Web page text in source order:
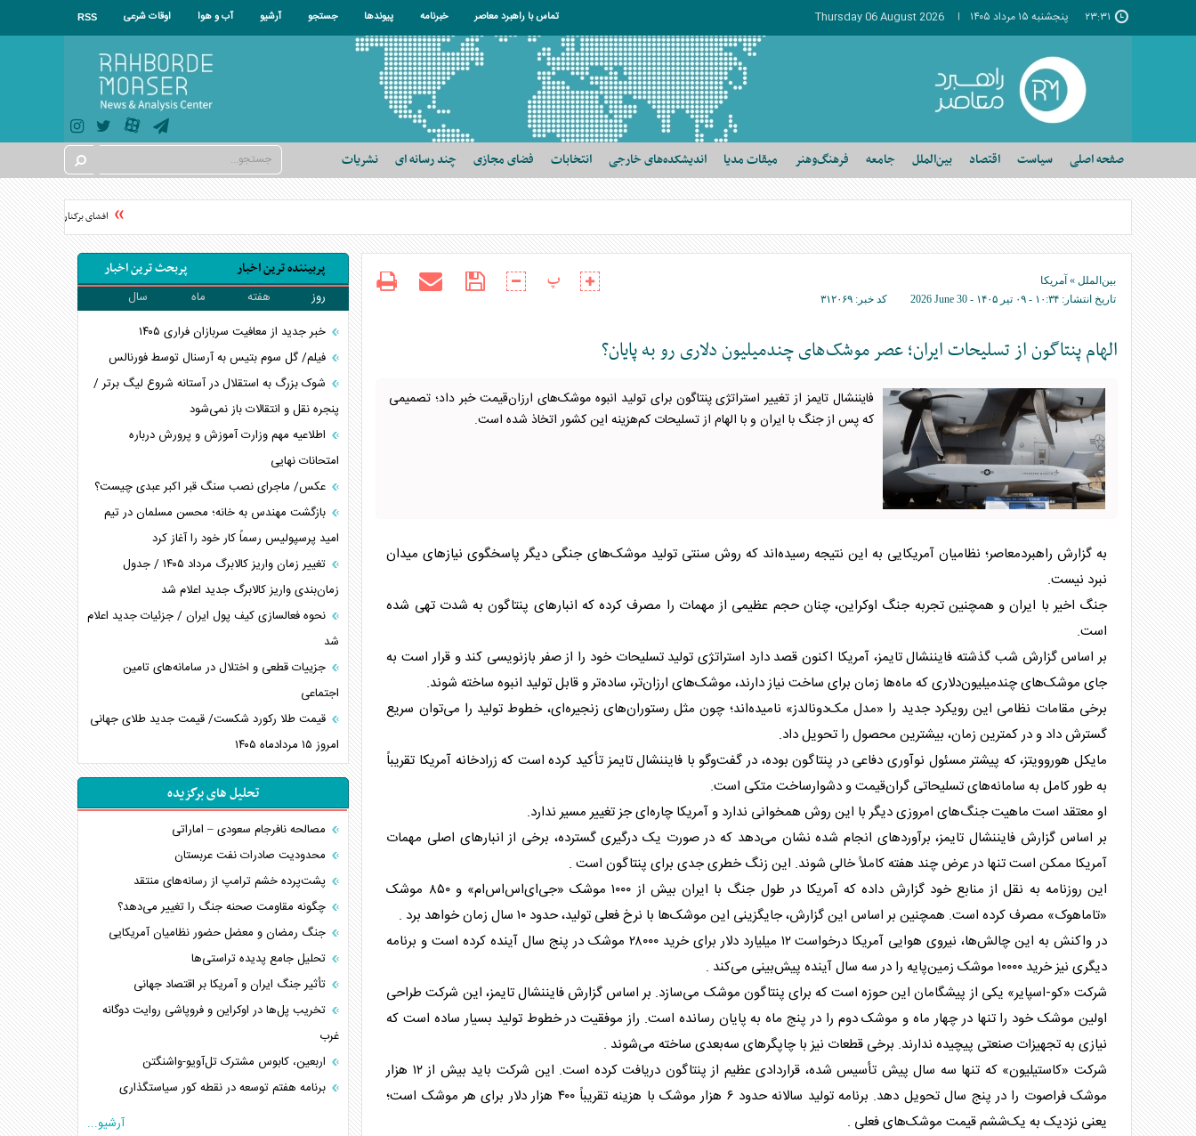
۲۳:۳۱ پنجشنبه ۱۵ مرداد ۱۴۰۵ Thursday 06 August 2026 تماس با راهبرد معاصر خبرنامه پیوندها جستجو آرشیو آب و هوا اوقات شرعی RSS
صفحه اصلی سیاست اقتصاد بین‌الملل جامعه فرهنگ‌وهنر میقات مدیا اندیشکده‌های خارجی انتخابات فضای مجازی چند رسانه ای نشریات
افشای برکناری در موساد پس از
بین‌الملل » آمریکا
تاریخ انتشار: ۱۰:۳۴ - ۰۹ تير ۱۴۰۵ - 2026 June 30 کد خبر: ۳۱۲۰۶۹
پ
الهام پنتاگون از تسلیحات ایران؛ عصر موشک‌های چندمیلیون دلاری رو به پایان؟
فایننشال تایمز از تغییر استراتژی پنتاگون برای تولید انبوه موشک‌های ارزان‌قیمت خبر داد؛ تصمیمی
که پس از جنگ با ایران و با الهام از تسلیحات کم‌هزینه این کشور اتخاذ شده است.
به گزارش راهبردمعاصر؛‌ نظامیان آمریکایی به این نتیجه رسیده‌اند که روش سنتی تولید موشک‌های جنگی دیگر پاسخگوی نیازهای میدان
نبرد نیست.
جنگ اخیر با ایران و همچنین تجربه جنگ اوکراین، چنان حجم عظیمی از مهمات را مصرف کرده که انبارهای پنتاگون به شدت تهی شده
است.
بر اساس گزارش شب گذشته فایننشال تایمز، آمریکا اکنون قصد دارد استراتژی تولید تسلیحات خود را از صفر بازنویسی کند و قرار است به
جای موشک‌های چندمیلیون‌دلاری که ماه‌ها زمان برای ساخت نیاز دارند، موشک‌های ارزان‌تر، ساده‌تر و قابل تولید انبوه ساخته شوند.
برخی مقامات نظامی این رویکرد جدید را «مدل مک‌دونالدز» نامیده‌اند؛ چون مثل رستوران‌های زنجیره‌ای، خطوط تولید را می‌توان سریع
گسترش داد و در کمترین زمان، بیشترین محصول را تحویل داد.
مایکل هوروویتز، که پیشتر مسئول نوآوری دفاعی در پنتاگون بوده، در گفت‌وگو با فایننشال تایمز تأکید کرده است که زرادخانه آمریکا تقریباً
به طور کامل به سامانه‌های تسلیحاتی گران‌قیمت و دشوارساخت متکی است.
او معتقد است ماهیت جنگ‌های امروزی دیگر با این روش همخوانی ندارد و آمریکا چاره‌ای جز تغییر مسیر ندارد.
بر اساس گزارش فایننشال تایمز، برآوردهای انجام شده نشان می‌دهد که در صورت یک درگیری گسترده، برخی از انبارهای اصلی مهمات
آمریکا ممکن است تنها در عرض چند هفته کاملاً خالی شوند. این زنگ خطری جدی برای پنتاگون است .
این روزنامه به نقل از منابع خود گزارش داده که آمریکا در طول جنگ با ایران بیش از ۱۰۰۰ موشک «جی‌ای‌اس‌اس‌ام» و ۸۵۰ موشک
«تاماهوک» مصرف کرده است. همچنین بر اساس این گزارش، جایگزینی این موشک‌ها با نرخ فعلی تولید، حدود ۱۰ سال زمان خواهد برد .
در واکنش به این چالش‌ها، نیروی هوایی آمریکا درخواست ۱۲ میلیارد دلار برای خرید ۲۸۰۰۰ موشک در پنج سال آینده کرده است و برنامه
دیگری نیز خرید ۱۰۰۰۰ موشک زمین‌پایه را در سه سال آینده پیش‌بینی می‌کند .
شرکت «کو-اسپایر» یکی از پیشگامان این حوزه است که برای پنتاگون موشک می‌سازد. بر اساس گزارش فایننشال تایمز، این شرکت طراحی
اولین موشک خود را تنها در چهار ماه و موشک دوم را در پنج ماه به پایان رسانده است. راز موفقیت در خطوط تولید بسیار ساده است که
نیازی به تجهیزات صنعتی پیچیده ندارند. برخی قطعات نیز با چاپگرهای سه‌بعدی ساخته می‌شوند .
شرکت «کاستیلیون» که تنها سه سال پیش تأسیس شده، قراردادی عظیم از پنتاگون دریافت کرده است. این شرکت باید بیش از ۱۲ هزار
موشک فراصوت را در پنج سال تحویل دهد. برنامه تولید سالانه حدود ۶ هزار موشک با هزینه تقریباً ۴۰۰ هزار دلار برای هر موشک است؛
یعنی نزدیک به یک‌ششم قیمت موشک‌های فعلی .
پربیننده ترین اخبار پربحث ترین اخبار
روز هفته ماه
سال
خبر جدید از معافیت سربازان فراری ۱۴۰۵
فیلم/ گل سوم بتیس به آرسنال توسط فورنالس
شوک بزرگ به استقلال در آستانه شروع لیگ برتر /
پنجره نقل و انتقالات باز نمی‌شود
اطلاعیه مهم وزارت آموزش و پرورش درباره
امتحانات نهایی
عکس/ ماجرای نصب سنگ قبر اکبر عبدی چیست؟
بازگشت مهندس به خانه؛ محسن مسلمان در تیم
امید پرسپولیس رسماً کار خود را آغاز کرد
تغییر زمان واریز کالابرگ مرداد ۱۴۰۵ / جدول
زمان‌بندی واریز کالابرگ جدید اعلام شد
نحوه فعالسازی کیف پول ایران / جزئیات جدید اعلام
شد
جزییات قطعی و اختلال در سامانه‌های تامین
اجتماعی
قیمت طلا رکورد شکست/ قیمت جدید طلای جهانی
امروز ۱۵ مردادماه ۱۴۰۵
تحلیل های برگزیده
مصالحه نافرجام سعودی – اماراتی
محدودیت صادرات نفت عربستان
پشت‌پرده خشم ترامپ از رسانه‌های منتقد
چگونه مقاومت صحنه جنگ را تغییر می‌دهد؟
جنگ رمضان و معضل حضور نظامیان آمریکایی
تحلیل جامع پدیده تراستی‌ها
تأثیر جنگ ایران و آمریکا بر اقتصاد جهانی
تخریب پل‌ها در اوکراین و فروپاشی روایت دوگانه
غرب
اربعین، کابوس مشترک تل‌آویو-واشنگتن
برنامه هفتم توسعه در نقطه کور سیاستگذاری
کنوانسیون دریای خزر در راستای منافع ملی است؟آرشیو...